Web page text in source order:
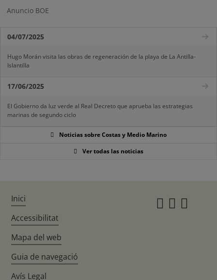
Anuncio BOE
04/07/2025
Hugo Morán visita las obras de regeneración de la playa de La Antilla-
Islantilla
17/06/2025
El Gobierno da luz verde al Real Decreto que aprueba las estrategias
marinas de segundo ciclo
Noticias sobre Costas y Medio Marino
Ver todas las noticias
Inici
Accessibilitat
Mapa del web
Guia de navegació
Avís Legal